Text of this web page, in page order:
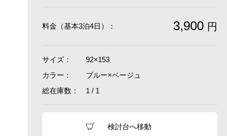
料金（基本3泊4日）： 3,900 円
サイズ：
92×153
カラー：
ブルー×ベージュ
総在庫数：
1 / 1
検討台へ移動